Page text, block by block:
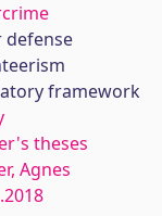
defense
framework
theses
Agnes